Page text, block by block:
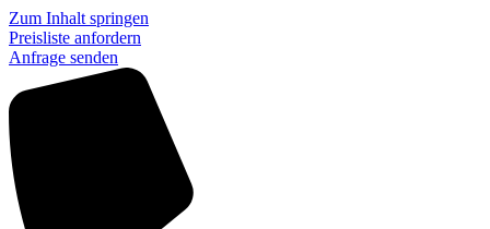
Zum Inhalt springen
Preisliste anfordern
Anfrage senden